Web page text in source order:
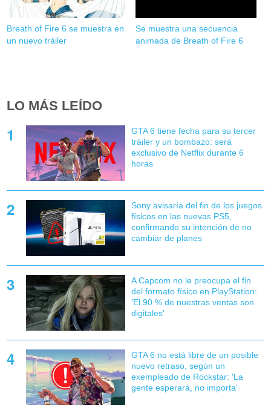
Breath of Fire 6 se muestra en
un nuevo tráiler
Se muestra una secuencia
animada de Breath of Fire 6
LO MÁS LEÍDO
GTA 6 tiene fecha para su tercer
tráiler y un bombazo: será
exclusivo de Netflix durante 6
horas
Sony avisaría del fin de los juegos
físicos en las nuevas PS5,
confirmando su intención de no
cambiar de planes
A Capcom no le preocupa el fin
del formato físico en PlayStation:
'El 90 % de nuestras ventas son
digitales'
GTA 6 no está libre de un posible
nuevo retraso, según un
exempleado de Rockstar: 'La
gente esperará, no importa'